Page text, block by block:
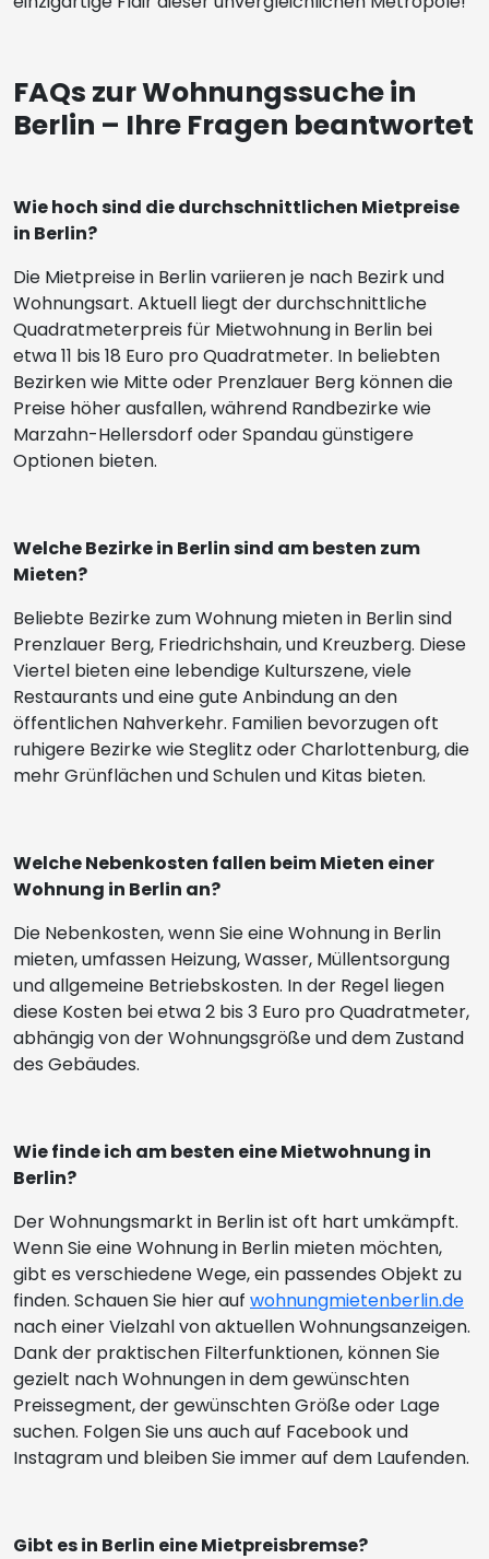
FAQs zur Wohnungssuche in
Berlin – Ihre Fragen beantwortet
Wie hoch sind die durchschnittlichen Mietpreise
in Berlin?
Die Mietpreise in Berlin variieren je nach Bezirk und
Wohnungsart. Aktuell liegt der durchschnittliche
Quadratmeterpreis für Mietwohnung in Berlin bei
etwa 11 bis 18 Euro pro Quadratmeter. In beliebten
Bezirken wie Mitte oder Prenzlauer Berg können die
Preise höher ausfallen, während Randbezirke wie
Marzahn-Hellersdorf oder Spandau günstigere
Optionen bieten.
Welche Bezirke in Berlin sind am besten zum
Mieten?
Beliebte Bezirke zum Wohnung mieten in Berlin sind
Prenzlauer Berg, Friedrichshain, und Kreuzberg. Diese
Viertel bieten eine lebendige Kulturszene, viele
Restaurants und eine gute Anbindung an den
öffentlichen Nahverkehr. Familien bevorzugen oft
ruhigere Bezirke wie Steglitz oder Charlottenburg, die
mehr Grünflächen und Schulen und Kitas bieten.
Welche Nebenkosten fallen beim Mieten einer
Wohnung in Berlin an?
Die Nebenkosten, wenn Sie eine Wohnung in Berlin
mieten, umfassen Heizung, Wasser, Müllentsorgung
und allgemeine Betriebskosten. In der Regel liegen
diese Kosten bei etwa 2 bis 3 Euro pro Quadratmeter,
abhängig von der Wohnungsgröße und dem Zustand
des Gebäudes.
Wie finde ich am besten eine Mietwohnung in
Berlin?
Der Wohnungsmarkt in Berlin ist oft hart umkämpft.
Wenn Sie eine Wohnung in Berlin mieten möchten,
gibt es verschiedene Wege, ein passendes Objekt zu
finden. Schauen Sie hier auf wohnungmietenberlin.de
nach einer Vielzahl von aktuellen Wohnungsanzeigen.
Dank der praktischen Filterfunktionen, können Sie
gezielt nach Wohnungen in dem gewünschten
Preissegment, der gewünschten Größe oder Lage
suchen. Folgen Sie uns auch auf Facebook und
Instagram und bleiben Sie immer auf dem Laufenden.
Gibt es in Berlin eine Mietpreisbremse?